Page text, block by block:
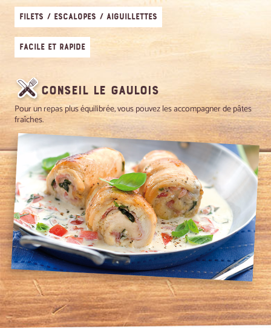
Filets / Escalopes / Aiguillettes
Facile et rapide
Conseil Le Gaulois
Pour un repas plus équilibrée, vous pouvez les accompagner de pâtes
fraîches.
utilise des cookies !
fonctionnement de notre site et à des fins analytiques. Vous
pouvez changer d'avis à tout moment en cliquant sur l'icône
présente sur chaque page de notre site. En autorisant ces
services tiers, vous acceptez le dépôt et la lecture de
cookies et l'utilisation de technologies de suivi nécessaires
à leur bon fonctionnement.
Charte de confidentialité